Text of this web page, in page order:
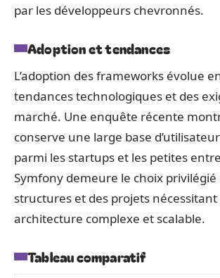
par les développeurs chevronnés.
Adoption et tendances
L’adoption des frameworks évolue
tendances technologiques et des
marché. Une enquête récente
conserve une large base
parmi les startups et les petites
Symfony demeure le choix privilégié
structures et des projets
architecture complexe et scalable.
Tableau comparatif